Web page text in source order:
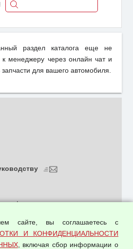
раздел каталога еще не
к менеджеру через онлайн чат и
для вашего автомобиля.
конфиденциальности
персональных данных
продажи
сайте, вы соглашаетесь с
И КОНФИДЕНЦИАЛЬНОСТИ
, включая сбор информации о